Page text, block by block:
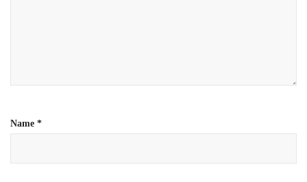
Name *